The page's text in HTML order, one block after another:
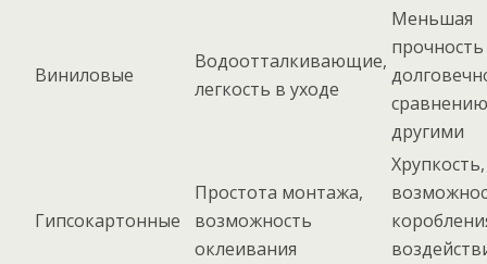
Виниловые
Водоотталкивающие,
легкость в уходе
Меньшая
другими
Гипсокартонные
Простота монтажа,
возможность
оклеивания
Хрупкость,